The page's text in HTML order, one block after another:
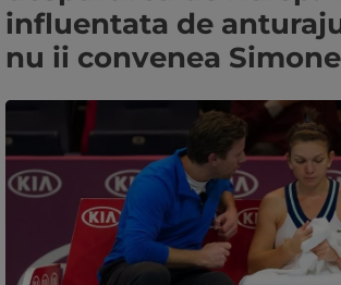
influentata de
nu ii convenea